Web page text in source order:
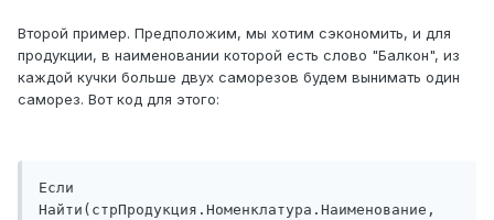
Второй пример. Предположим, мы хотим сэкономить, и для
продукции, в наименовании которой есть слово "Балкон", из
каждой кучки больше двух саморезов будем вынимать один
саморез. Вот код для этого:
Если
Найти(стрПродукция.Номенклатура.Наименование,